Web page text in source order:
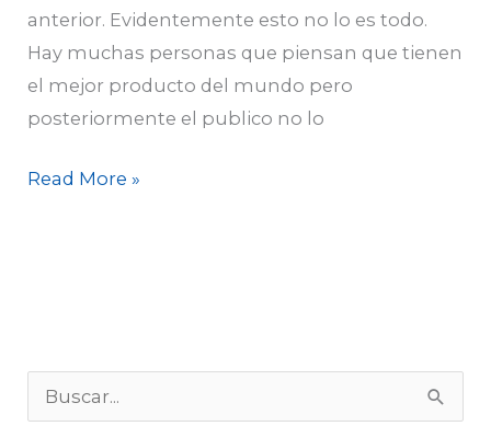
anterior. Evidentemente esto no lo es todo.
Hay muchas personas que piensan que tienen
el mejor producto del mundo pero
posteriormente el publico no lo
Internet
2/2
Read More »